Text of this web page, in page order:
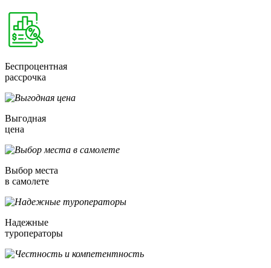
Беспроцентная
рассрочка
Выгодная
цена
Выбор места
в самолете
Надежные
туроператоры